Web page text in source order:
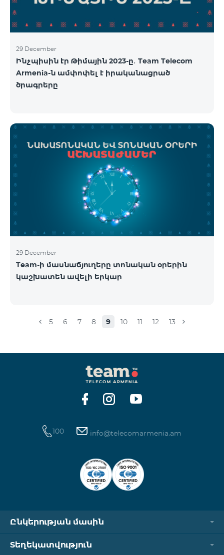
29 December
Ինչպիսին էր Թիմային 2023-ը․ Team Telecom
Armenia-ն ամփոփել է իրականացրած
ծրագրերը
29 December
Team-ի մասնաճյուղերը տոնական օրերին
կաշխատեն ավելի երկար
5 6 7 8 9 10 11 12 13
100 info@telecomarmenia.am
Ընկերության մասին
Տեղեկատվություն